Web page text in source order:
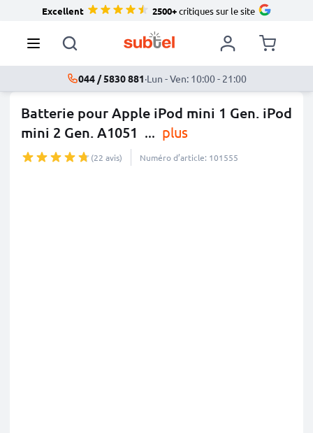
Excellent 2500+critiques sur le site
044 / 5830 881·Lun - Ven: 10:00 - 21:00
Batterie pour Apple iPod mini 1 Gen. iPod
mini 2 Gen. A1051 ... plus
(22 avis) Numéro d’article: 101555